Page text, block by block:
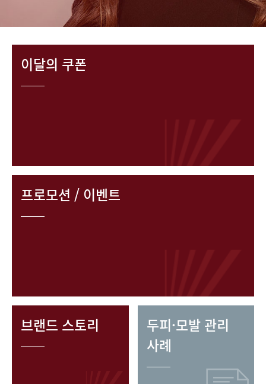
이달의 쿠폰
프로모션 / 이벤트
브랜드 스토리
두피·모발 관리
사례